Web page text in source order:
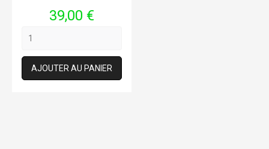
Prix
39,00 €
AJOUTER AU PANIER